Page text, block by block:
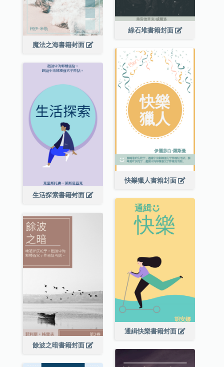
綠石堆書籍封面
魔法之海書籍封面
快樂獵人書籍封面
生活探索書籍封面
通緝快樂書籍封面
餘波之暗書籍封面